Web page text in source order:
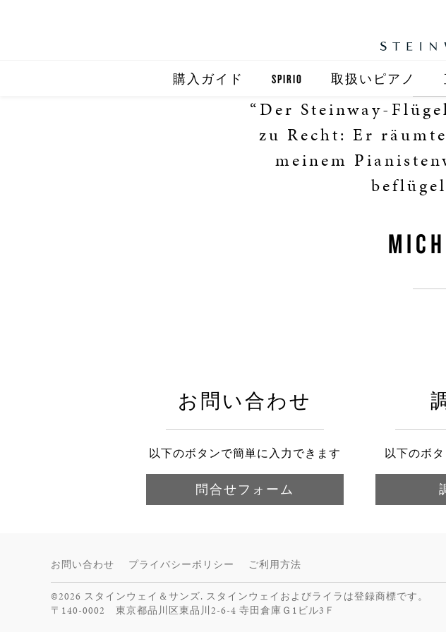
購入ガイド SPIRIO
SPIRIO R
取扱いピアノ
STEINWAY
“Der Steinway-
zu Recht: Er
meinem
お問い合わせ
以下のボタンで簡単に入力できます
問合せフォーム
以下のボ
お問い合わせ プライバシーポリシー ご利用方法
©2026 スタインウェイ＆サンズ. スタインウェイおよびライラは登録商標です。
〒140-0002 東京都品川区東品川2-6-4 寺田倉庫Ｇ1ビル3Ｆ